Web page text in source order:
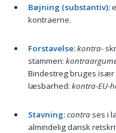
Bøjning (substantiv):
kontraerne.
Forstavelse:kontra-
stammen:
Bindestreg bruges
læsbarhed: kontra-EU-
Stavning:contrases i
almindelig dansk